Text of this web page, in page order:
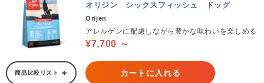
オリジン シックスフィッシュ ドッグ
Orijen
アレルゲンに配慮しながら豊かな味わいを楽しめる
¥7,700 ～
商品比較リスト カートに入れる